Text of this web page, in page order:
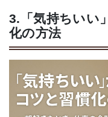
3.「気持ちいい
化の方法